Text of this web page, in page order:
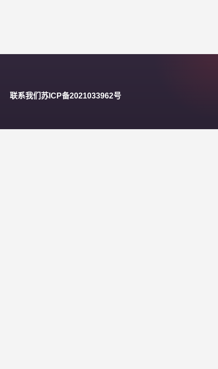
联系我们 苏ICP备2021033962号